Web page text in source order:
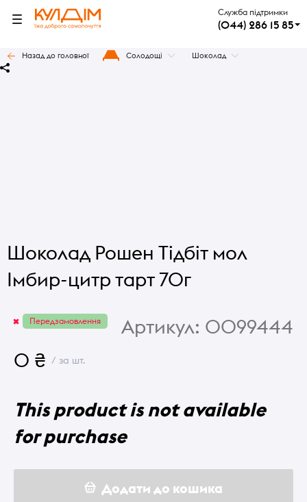
Служба підтримки
(044) 286 15 85
Назад до головної Солодощі Шоколад
Шоколад Рошен Тідбіт мол
Імбир-цитр тарт 70г
Передзамовлення Артикул: 0099444
0 ₴ / за шт.
This product is not available
for purchase
Додати до кошика